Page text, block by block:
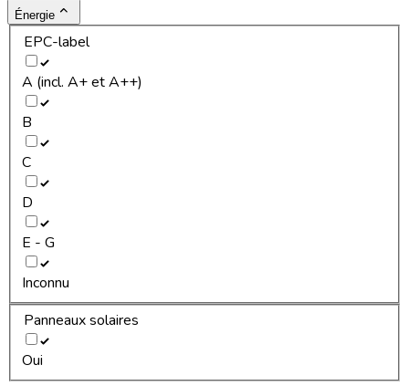
Énergie
EPC-label
A (incl. A+ et A++)
B
C
D
E - G
Inconnu
Panneaux solaires
Oui